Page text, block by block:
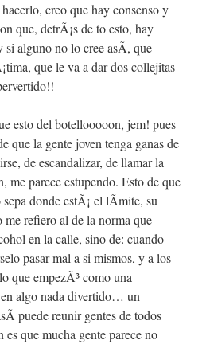
creo que hay consenso y
que, detrÃ¡s de to esto, hay
alguno no lo cree asÃ­, que
que le va a dar dos collejitas
esto del botellooooon, jem! pues
que la gente joven tenga ganas de
de escandalizar, de llamar la
parece estupendo. Esto de que
donde estÃ¡ el lÃ­mite, su
refiero al de la norma que
en la calle, sino de: cuando
pasar mal a si mismos, y a los
que empezÃ³ como una
algo nada divertido… un
puede reunir gentes de todos
es que mucha gente parece no